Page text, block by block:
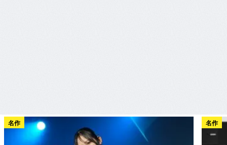
名作 名作